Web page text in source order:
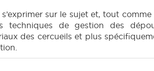
sur le sujet et, tout
techniques de gestion des
des cercueils et plus